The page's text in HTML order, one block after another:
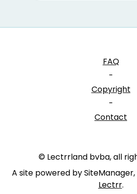
FAQ
-
Copyright
-
Contact
© Lectrrland bvba, all
A site powered by
Lectrr.